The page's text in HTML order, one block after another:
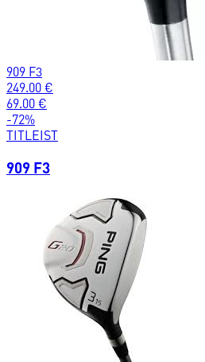
909 F3
249.00 €
69.00 €
-72%
TITLEIST
909 F3